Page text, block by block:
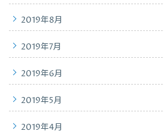
2019年8月
2019年7月
2019年6月
2019年5月
2019年4月